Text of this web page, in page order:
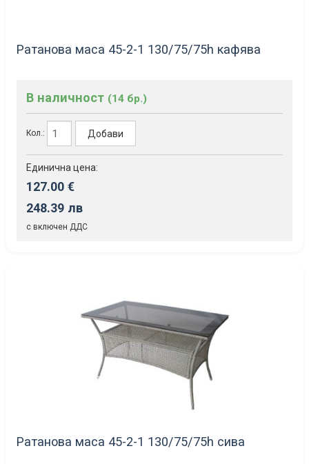
Ратанова маса 45-2-1 130/75/75h кафява
В наличност (14 бр.)
Кол.: Добави
Единична цена:
127.00 €
248.39 лв
с включен ДДС
Ратанова маса 45-2-1 130/75/75h сива